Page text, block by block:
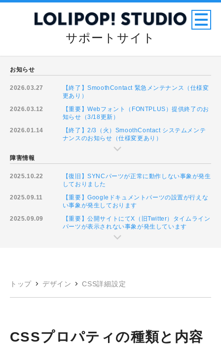
サポートサイト
お知らせ
2026.03.27
【終了】SmoothContact 緊急メンテナンス（仕様変
更あり）
2026.03.12
【重要】Webフォント（FONTPLUS）提供終了のお
知らせ（3/18更新）
2026.01.14
【終了】2/3（火）SmoothContact システムメンテ
ナンスのお知らせ（仕様変更あり）
障害情報
2025.10.22
【復旧】SYNCパーツが正常に動作しない事象が発生
しておりました
2025.09.11
【重要】Googleドキュメントパーツの設置が行えな
い事象が発生しております
2025.09.09
【重要】公開サイトにてX（旧Twitter）タイムライン
パーツが表示されない事象が発生しています
トップ デザイン CSS詳細設定
CSSプロパティの種類と内容